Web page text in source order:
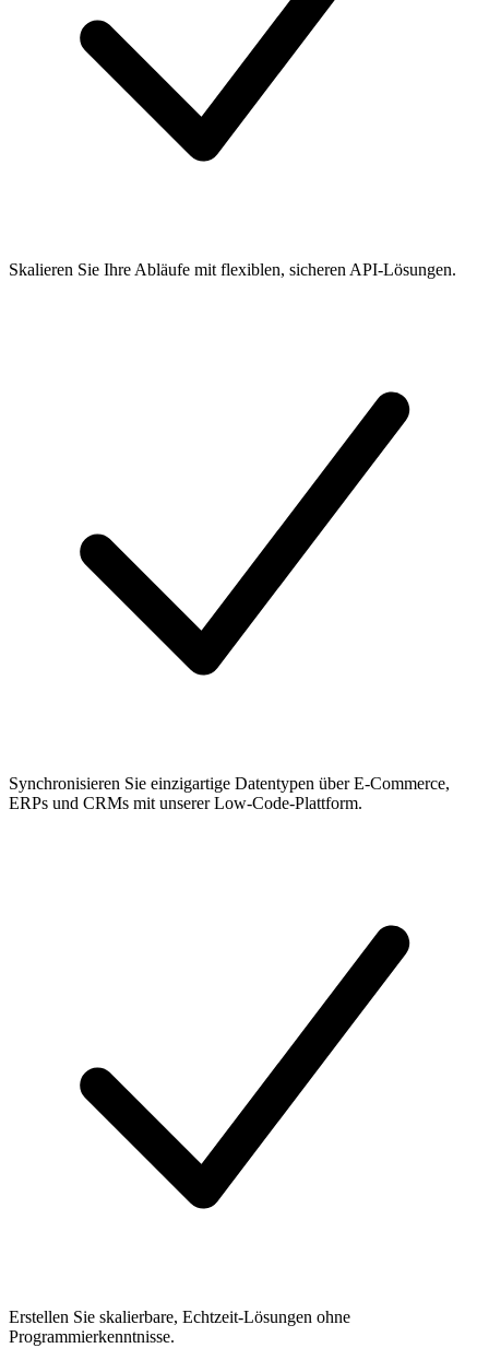
Skalieren Sie Ihre Abläufe mit flexiblen, sicheren API-Lösungen.
Synchronisieren Sie einzigartige Datentypen über E-Commerce,
ERPs und CRMs mit unserer Low-Code-Plattform.
Erstellen Sie skalierbare, Echtzeit-Lösungen ohne
Programmierkenntnisse.